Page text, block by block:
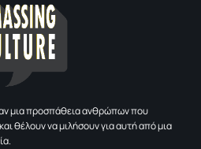
μια προσπάθεια ανθρώπων που
θέλουν να μιλήσουν για αυτή από μια